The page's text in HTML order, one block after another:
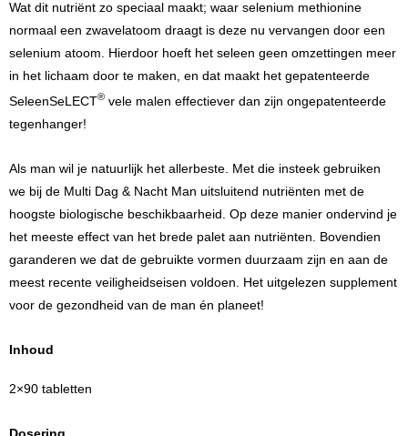
Wat dit nutriënt zo speciaal maakt; waar selenium methionine
normaal een zwavelatoom draagt is deze nu vervangen door een
selenium atoom. Hierdoor hoeft het seleen geen omzettingen meer
in het lichaam door te maken, en dat maakt het gepatenteerde
SeleenSeLECT® vele malen effectiever dan zijn ongepatenteerde
tegenhanger!
Als man wil je natuurlijk het allerbeste. Met die insteek gebruiken
we bij de Multi Dag & Nacht Man uitsluitend nutriënten met de
hoogste biologische beschikbaarheid. Op deze manier ondervind je
het meeste effect van het brede palet aan nutriënten. Bovendien
garanderen we dat de gebruikte vormen duurzaam zijn en aan de
meest recente veiligheidseisen voldoen. Het uitgelezen supplement
voor de gezondheid van de man én planeet!
Inhoud
2×90 tabletten